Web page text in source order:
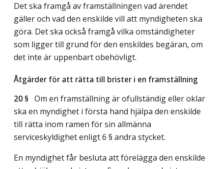
Det ska framgå av framställningen vad ärendet
gäller och vad den enskilde vill att myndigheten ska
göra. Det ska också framgå vilka omständigheter
som ligger till grund för den enskildes begäran, om
det inte är uppenbart obehövligt.
Åtgärder för att rätta till brister i en framställning
20 § Om en framställning är ofullständig eller oklar
ska en myndighet i första hand hjälpa den enskilde
till rätta inom ramen för sin allmänna
serviceskyldighet enligt 6 § andra stycket.
En myndighet får besluta att förelägga den enskilde